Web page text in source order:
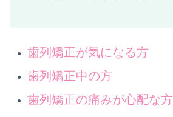
歯列矯正が気になる方
歯列矯正中の方
歯列矯正の痛みが心配な方